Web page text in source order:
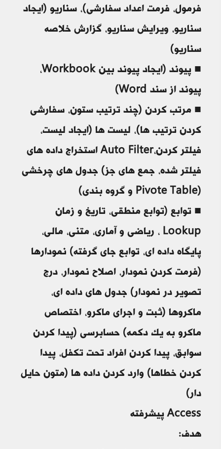
فرمول، فرمت اعداد سفارشی)، سناریو (ایجاد
سناریو، ویرایش سناریو، گزارش خلاصه
سناریو)
■ پیوند (ایجاد پیوند بین Workbook،
پیوند از سند Word)
■ مرتب کردن (چند ترتیب ستون، سفارشی
کردن ترتیب ها)، لیست ها (ایجاد لیست،
فیلتر کردن،Auto Filter استخراج داده های
فیلتر شده، جمع های جز) جدول های چرخشی
(Pivote Table و گروه بندی)
■ توابع (توابع منطقی، تاریخ و زمان
Lookup ، ریاضی و آماری، متنی، مالی،
پایگاه داده ای، توابع جای گرفته) نمودارها
(فرمت کردن نمودار، اصلاح نمودار، درج
تصویر در نمودار) جدول های داده ای،
ماکروها (ثبت و اجرای ماکرو، اختصاص
ماکرو به یک دکمه) حسابرسی (پیدا کردن
سوابق، پیدا کردن افراد تحت تکفل، پیدا
کردن خطاها) وارد کردن داده ها (متون حایل
دار)
Access پیشرفته
هدف: